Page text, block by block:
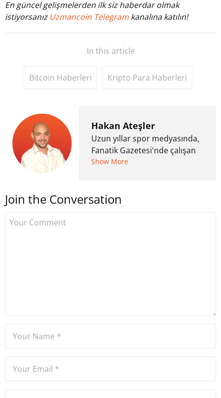
En güncel gelişmelerden ilk siz haberdar olmak
istiyorsanız Uzmancoin Telegram kanalına katılın!
In this article
Bitcoin Haberleri Kripto Para Haberleri
Hakan Ateşler
Uzun yıllar spor medyasında,
Fanatik Gazetesi'nde çalışan
Hakan Ateşler, 2020 yılında
Uzmancoin bünyesinde
Show More
Join the Conversation